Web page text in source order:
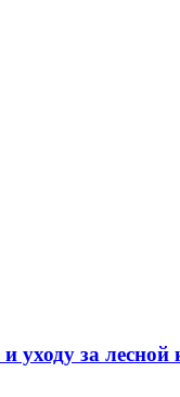
уходу за лесной